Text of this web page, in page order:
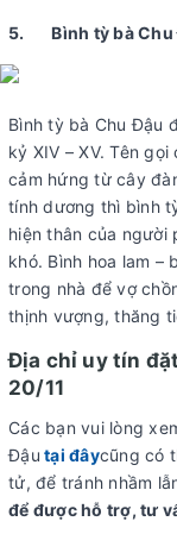
5. Bình tỳ bà Chu
Bình tỳ bà Chu Đậu
kỷ XIV – XV. Tên
cảm hứng từ cây
tính dương thì bình
hiện thân của người
khó. Bình hoa lam
trong nhà để vợ
thịnh vượng, thăng
Địa chỉ uy tín
20/11
Các bạn vui lòng
Đậu tại đâycũng có
tử, để tránh nhầm
để được hỗ trợ, tư